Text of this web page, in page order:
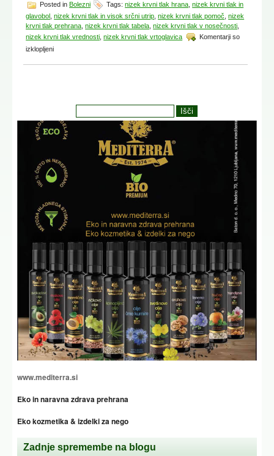
Posted inBolezni Tags:nizek krvni tlak hrana ,nizek krvni tlak in
glavobol ,nizek krvni tlak in visok srčni utrip ,nizek krvni tlak pomoč ,nizek
krvni tlak prehrana ,nizek krvni tlak tabela ,nizek krvni tlak v nosečnosti
nizek krvni tlak vrednosti ,nizek krvni tlak vrtoglavica
Komentarji so
izklopljeniza
www.mediterra.si
Eko in naravna zdrava prehrana
Eko kozmetika & izdelki za nego
Zadnje spremembe na blogu